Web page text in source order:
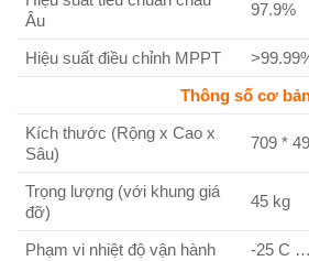
Âu
97.9%
Hiệu suất điều chỉnh MPPT
Thông số cơ
Kích thước (Rộng x Cao x
Sâu)
709 *
Trọng lượng (với khung giá
đỡ)
45 kg
Phạm vi nhiệt độ vận hành
-25 C